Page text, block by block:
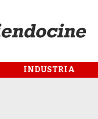
INDUSTRIA